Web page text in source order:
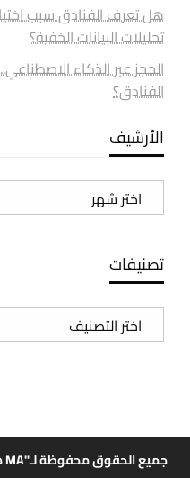
هل تعرف الفنادق سبب
تحليلات البيانات الخفية؟
الحجز عبر الذكاء
الفنادق؟
الأرشيف
الأرشيف
تصنيفات
تصنيفات
جميع الحقوق محفوظة لـ"MA هوتيلز"